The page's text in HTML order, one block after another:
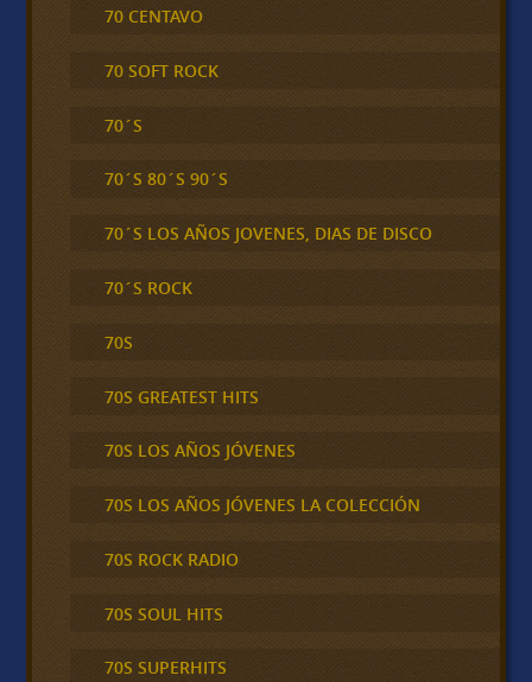
70 CENTAVO
70 SOFT ROCK
70´S
70´S 80´S 90´S
70´S LOS AÑOS JOVENES, DIAS DE DISCO
70´S ROCK
70S
70S GREATEST HITS
70S LOS AÑOS JÓVENES
70S LOS AÑOS JÓVENES LA COLECCIÓN
70S ROCK RADIO
70S SOUL HITS
70S SUPERHITS